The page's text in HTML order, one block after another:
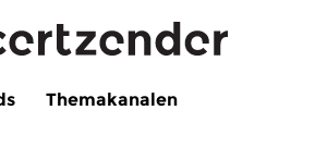
Themakanalen